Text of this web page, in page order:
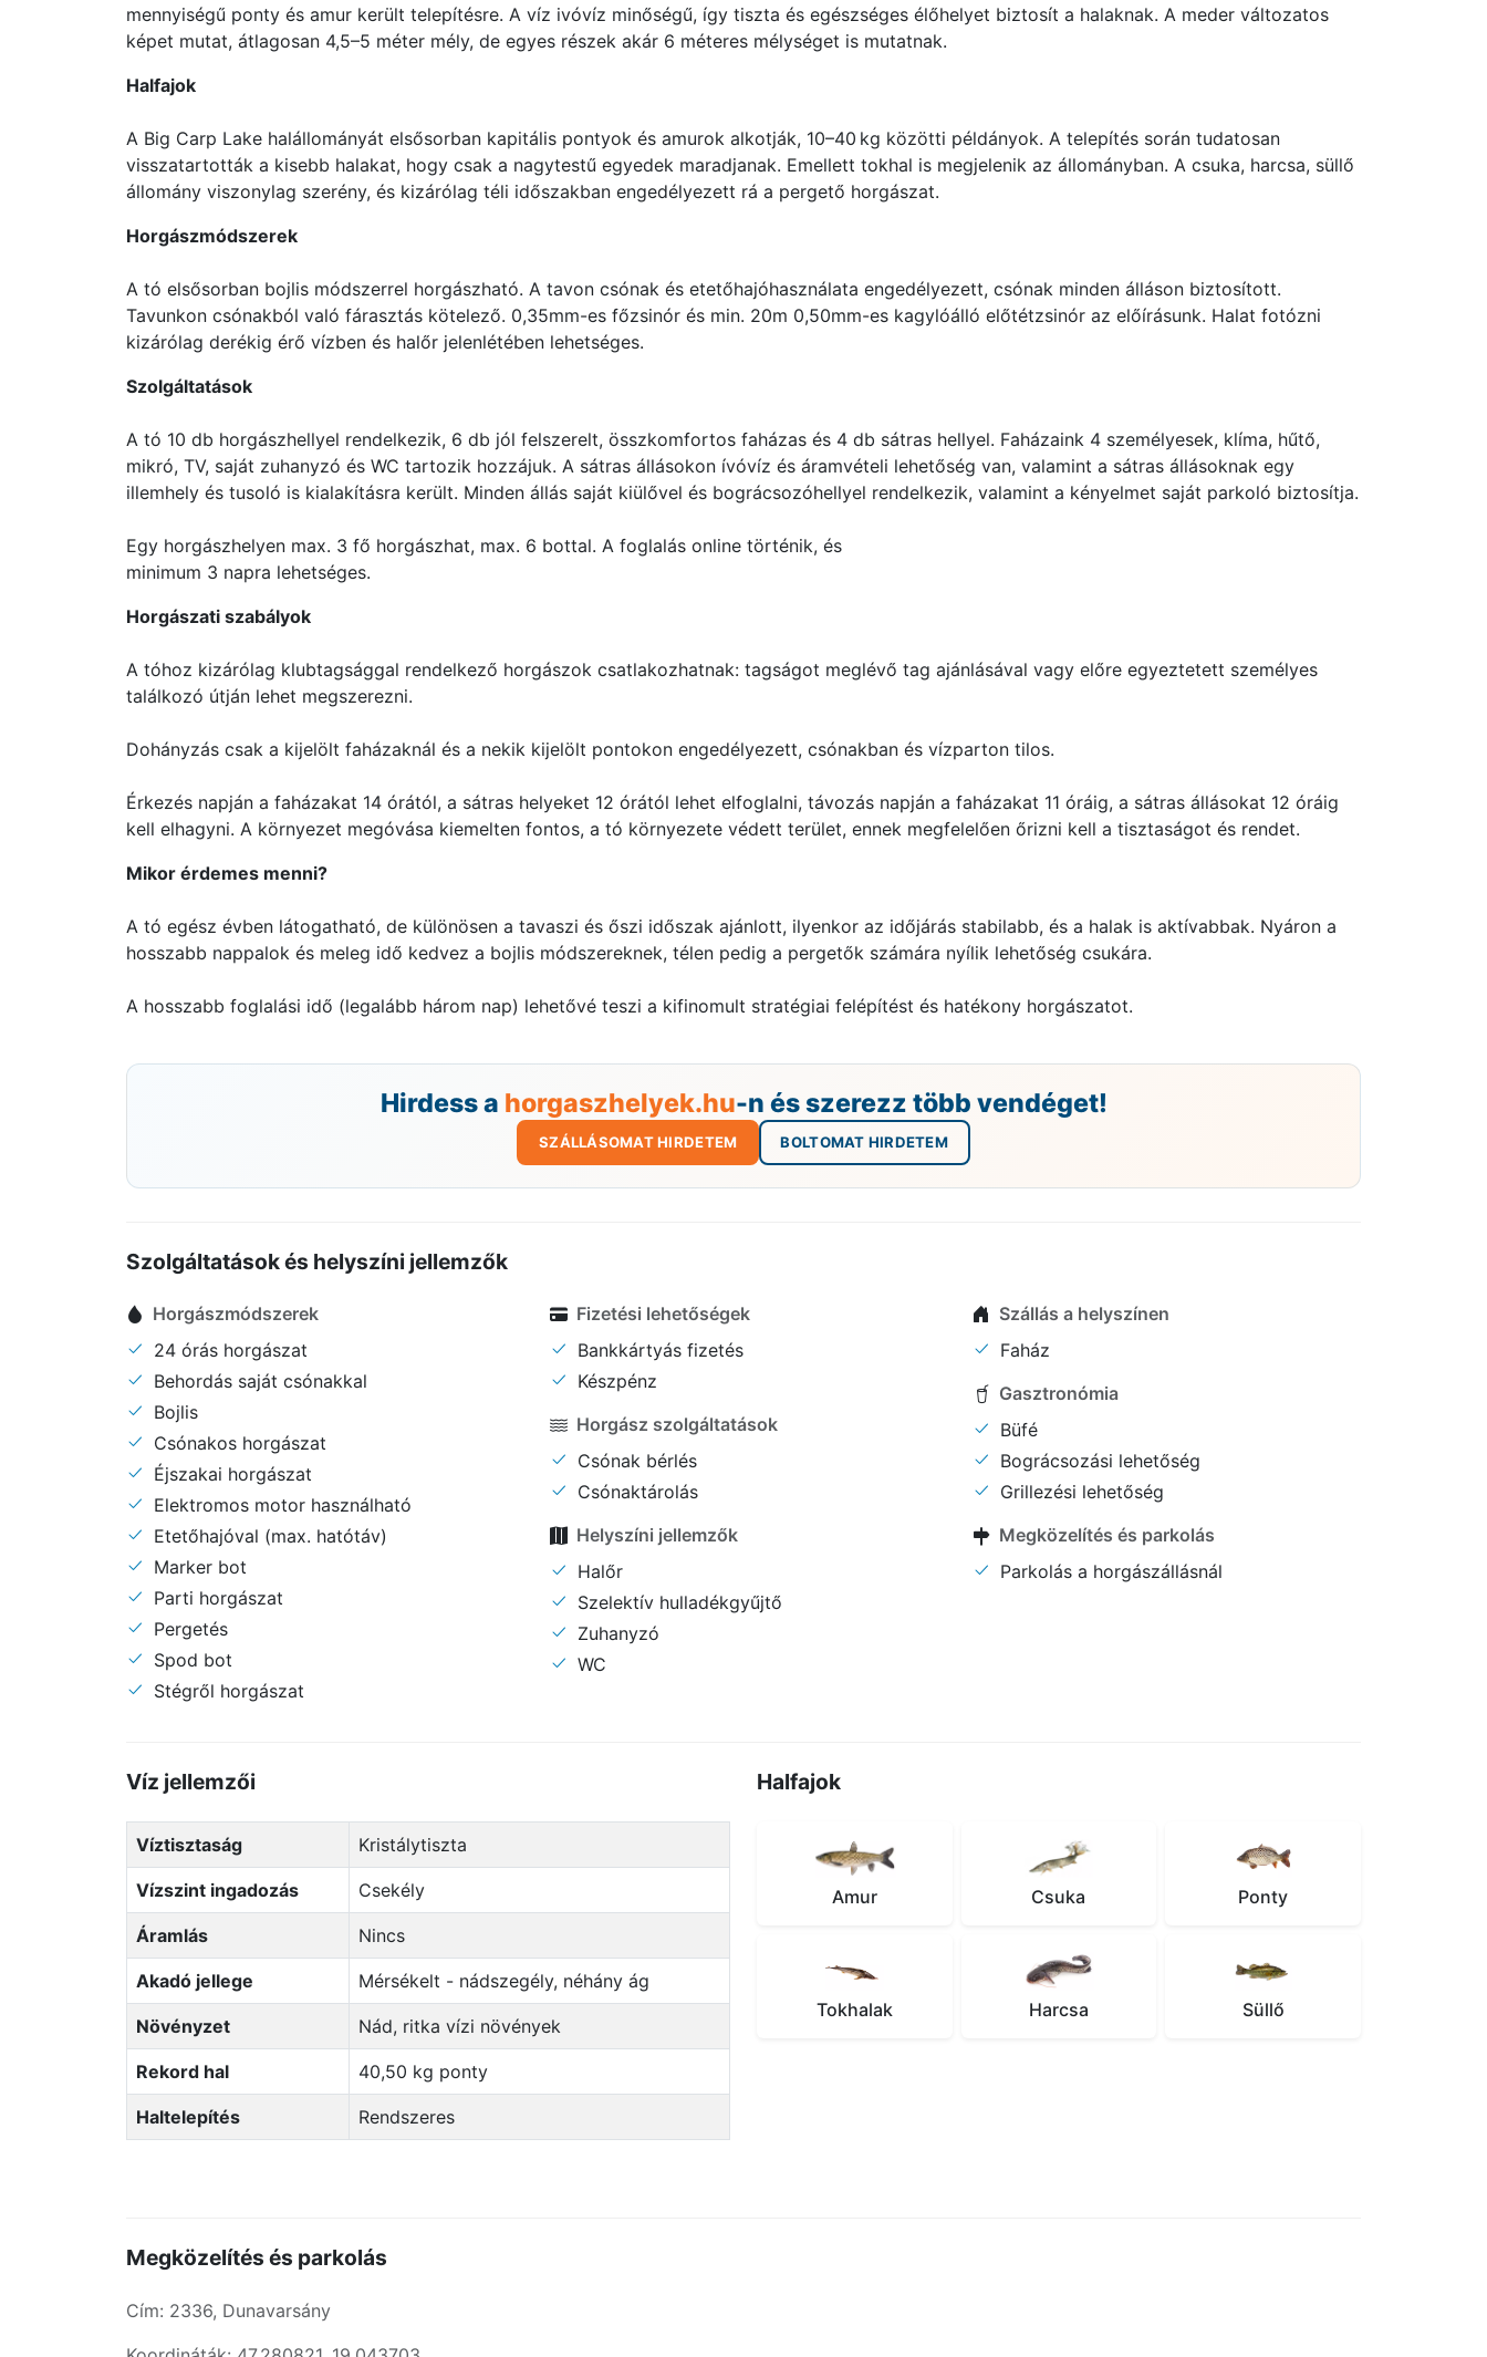
mennyiségű ponty és amur került telepítésre. A víz ivóvíz minőségű, így tiszta és egészséges élőhelyet biztosít a halaknak. A meder változatos
képet mutat, átlagosan 4,5–5 méter mély, de egyes részek akár 6 méteres mélységet is mutatnak.
Halfajok
A Big Carp Lake halállományát elsősorban kapitális pontyok és amurok alkotják, 10–40 kg közötti példányok. A telepítés során tudatosan
visszatartották a kisebb halakat, hogy csak a nagytestű egyedek maradjanak. Emellett tokhal is megjelenik az állományban. A csuka, harcsa, süllő
állomány viszonylag szerény, és kizárólag téli időszakban engedélyezett rá a pergető horgászat.
Horgászmódszerek
A tó elsősorban bojlis módszerrel horgászható. A tavon csónak és etetőhajóhasználata engedélyezett, csónak minden álláson biztosított.
Tavunkon csónakból való fárasztás kötelező. 0,35mm-es főzsinór és min. 20m 0,50mm-es kagylóálló előtétzsinór az előírásunk. Halat fotózni
kizárólag derékig érő vízben és halőr jelenlétében lehetséges.
Szolgáltatások
A tó 10 db horgászhellyel rendelkezik, 6 db jól felszerelt, összkomfortos faházas és 4 db sátras hellyel. Faházaink 4 személyesek, klíma, hűtő,
mikró, TV, saját zuhanyzó és WC tartozik hozzájuk. A sátras állásokon ívóvíz és áramvételi lehetőség van, valamint a sátras állásoknak egy
illemhely és tusoló is kialakításra került. Minden állás saját kiülővel és bográcsozóhellyel rendelkezik, valamint a kényelmet saját parkoló biztosítja.
Egy horgászhelyen max. 3 fő horgászhat, max. 6 bottal. A foglalás online történik, és
minimum 3 napra lehetséges.
Horgászati szabályok
A tóhoz kizárólag klubtagsággal rendelkező horgászok csatlakozhatnak: tagságot meglévő tag ajánlásával vagy előre egyeztetett személyes
találkozó útján lehet megszerezni.
Dohányzás csak a kijelölt faházaknál és a nekik kijelölt pontokon engedélyezett, csónakban és vízparton tilos.
Érkezés napján a faházakat 14 órától, a sátras helyeket 12 órától lehet elfoglalni, távozás napján a faházakat 11 óráig, a sátras állásokat 12 óráig
kell elhagyni. A környezet megóvása kiemelten fontos, a tó környezete védett terület, ennek megfelelően őrizni kell a tisztaságot és rendet.
Mikor érdemes menni?
A tó egész évben látogatható, de különösen a tavaszi és őszi időszak ajánlott, ilyenkor az időjárás stabilabb, és a halak is aktívabbak. Nyáron a
hosszabb nappalok és meleg idő kedvez a bojlis módszereknek, télen pedig a pergetők számára nyílik lehetőség csukára.
A hosszabb foglalási idő (legalább három nap) lehetővé teszi a kifinomult stratégiai felépítést és hatékony horgászatot.
Hirdess a horgaszhelyek.hu-n és szerezz több vendéget!
SZÁLLÁSOMAT HIRDETEM BOLTOMAT HIRDETEM
Szolgáltatások és helyszíni jellemzők
Horgászmódszerek
24 órás horgászat
Behordás saját csónakkal
Bojlis
Csónakos horgászat
Éjszakai horgászat
Elektromos motor használható
Etetőhajóval (max. hatótáv)
Marker bot
Parti horgászat
Pergetés
Spod bot
Stégről horgászat
Fizetési lehetőségek
Bankkártyás fizetés
Készpénz
Horgász szolgáltatások
Csónak bérlés
Csónaktárolás
Helyszíni jellemzők
Halőr
Szelektív hulladékgyűjtő
Zuhanyzó
WC
Szállás a helyszínen
Faház
Gasztronómia
Büfé
Bográcsozási lehetőség
Grillezési lehetőség
Megközelítés és parkolás
Parkolás a horgászállásnál
Víz jellemzői
Víztisztaság Kristálytiszta
Vízszint ingadozás Csekély
Áramlás Nincs
Akadó jellege Mérsékelt - nádszegély, néhány ág
Növényzet Nád, ritka vízi növények
Rekord hal 40,50 kg ponty
Haltelepítés Rendszeres
Halfajok
Amur Csuka Ponty
Tokhalak Harcsa Süllő
Megközelítés és parkolás
Cím: 2336, Dunavarsány